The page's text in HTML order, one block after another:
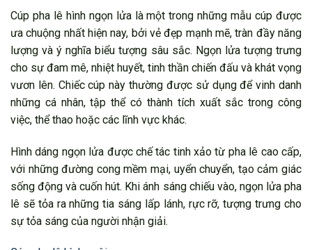
Cúp pha lê hình ngọn lửa là một trong những mẫu cúp được
ưa chuộng nhất hiện nay, bởi vẻ đẹp mạnh mẽ, tràn đầy năng
lượng và ý nghĩa biểu tượng sâu sắc. Ngọn lửa tượng trưng
cho sự đam mê, nhiệt huyết, tinh thần chiến đấu và khát vọng
vươn lên. Chiếc cúp này thường được sử dụng để vinh danh
những cá nhân, tập thể có thành tích xuất sắc trong công
việc, thể thao hoặc các lĩnh vực khác.
Hình dáng ngọn lửa được chế tác tinh xảo từ pha lê cao cấp,
với những đường cong mềm mại, uyển chuyển, tạo cảm giác
sống động và cuốn hút. Khi ánh sáng chiếu vào, ngọn lửa pha
lê sẽ tỏa ra những tia sáng lấp lánh, rực rỡ, tượng trưng cho
sự tỏa sáng của người nhận giải.